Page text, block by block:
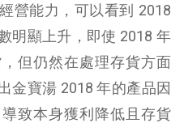
營能力，可以看到 2018
明顯上升，即使 2018 年
但仍然在處理存貨方面
金寶湯 2018 年的產品因
致本身獲利降低且存貨